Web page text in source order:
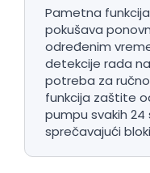
Pametna
pokušava
određenim
detekcije rada
potreba za
funkcija zaštite
pumpu svakih
sprečavajući